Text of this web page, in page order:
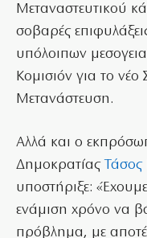
Μεταναστευτικού
σοβαρές
υπόλοιπων
Κομισιόν για το
Μετανάστευση.
Αλλά και ο
ΔημοκρατίαςΤάσος
υποστήριξε:
ενάμιση χρόνο να
πρόβλημα, με